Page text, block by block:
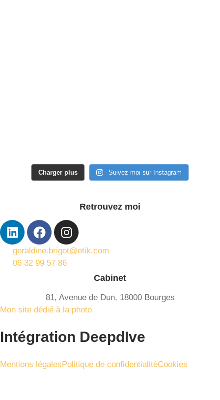
Charger plus Suivez-moi sur Instagram
Retrouvez moi
geraldine.brigot@etik.com
06 32 99 57 86
Cabinet
81, Avenue de Dun, 18000 Bourges
Mon site dédié à la photo
Intégration DeepdIve
Mentions légalesPolitique de confidentialitéCookies